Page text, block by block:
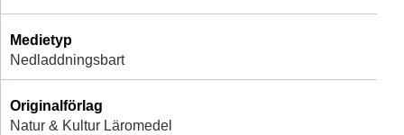
Medietyp
Nedladdningsbart
Originalförlag
Natur & Kultur Läromedel